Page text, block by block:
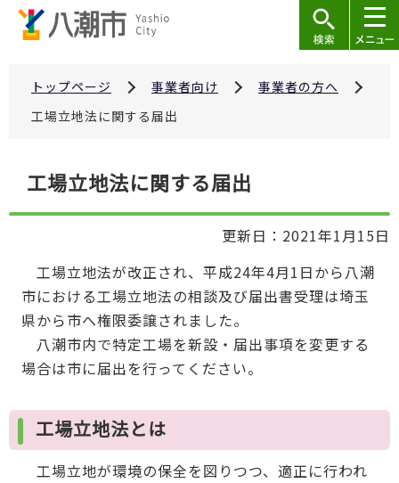
トップページ 事業者向け
事業者の方へ
工場立地法に関する届出
こ
工場立地法に関する届出
更新日：2021年1月15日
工場立地法が改正され、平成24年4月1日から八潮
市における工場立地法の相談及び届出書受理は埼玉
県から市へ権限委譲されました。
八潮市内で特定工場を新設・届出事項を変更する
場合は市に届出を行ってください。
工場立地法とは
工場立地が環境の保全を図りつつ、適正に行われ